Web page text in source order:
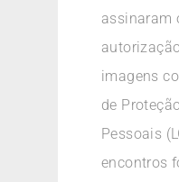
assinaram
imagens
de
Pessoais
encontros